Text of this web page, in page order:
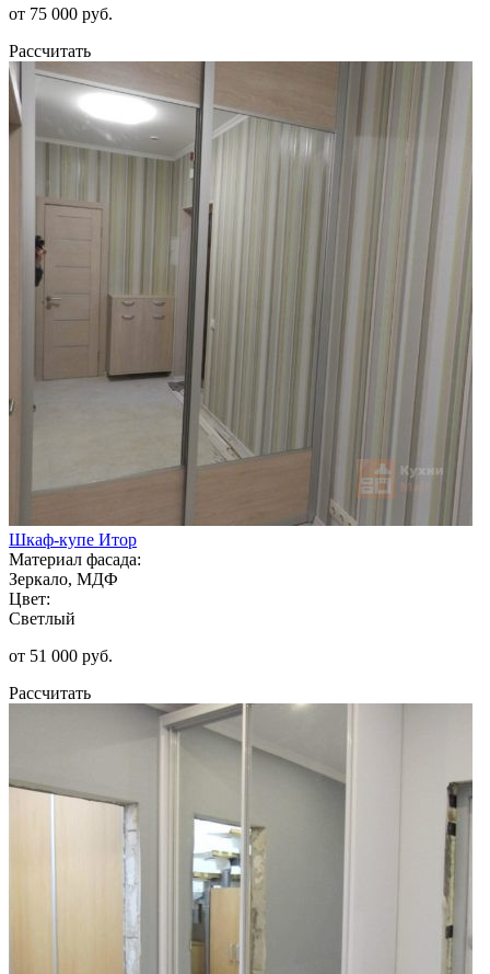
от 75 000 руб.
Рассчитать
Шкаф-купе Итор
Материал фасада:
Зеркало, МДФ
Цвет:
Светлый
от 51 000 руб.
Рассчитать